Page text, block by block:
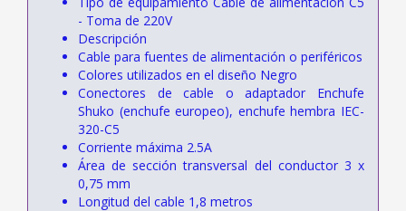
- Toma de 220V
Descripción
Cable para fuentes de alimentación o periféricos
Colores utilizados en el diseño Negro
Conectores de cable o adaptador Enchufe
Shuko (enchufe europeo), enchufe hembra IEC-
320-C5
Corriente máxima 2.5A
Área de sección transversal del conductor 3 x
0,75 mm
Longitud del cable 1,8 metros